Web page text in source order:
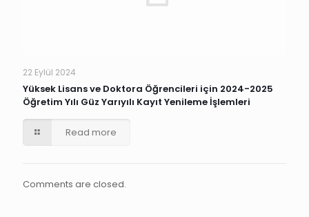
22 Eylül 2024
Yüksek Lisans ve Doktora Öğrencileri için 2024-2025
Öğretim Yılı Güz Yarıyılı Kayıt Yenileme İşlemleri
Read more
Comments are closed.